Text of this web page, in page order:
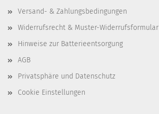
Versand- & Zahlungsbedingungen
Widerrufsrecht & Muster-Widerrufsformular
Hinweise zur Batterieentsorgung
AGB
Privatsphäre und Datenschutz
Cookie Einstellungen